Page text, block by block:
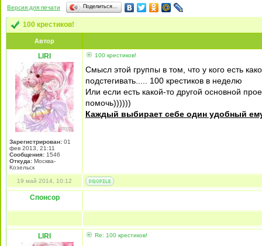
Версия для печати Поделиться…
100 крестиков!
Автор
LIRI
Зарегистрирован: 01
фев 2013, 21:11
Сообщения: 1546
Откуда: Москва-
Козельск
100 крестиков!
Смысл этой группы в том, что у кого есть
подстегивать..... 100 крестиков в неделю
Или если есть какой-то другой основной
помочь))))))
Каждый выбирает себе один удобный
19 май 2014, 10:12
Спонсор
LIRI Re: 100 крестиков!